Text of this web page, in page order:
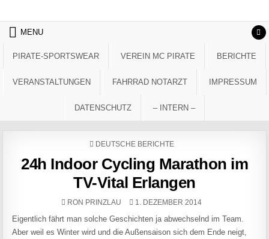
MENU
PIRATE-SPORTSWEAR VEREIN MC PIRATE BERICHTE
VERANSTALTUNGEN FAHRRAD NOTARZT IMPRESSUM
DATENSCHUTZ – INTERN –
POSTED IN
DEUTSCHE BERICHTE
24h Indoor Cycling Marathon im
TV-Vital Erlangen
AUTHOR:
RON PRINZLAU PUBLISHED DATE:
1. DEZEMBER 2014
Eigentlich fährt man solche Geschichten ja abwechselnd im Team.
Aber weil es Winter wird und die Außensaison sich dem Ende neigt,